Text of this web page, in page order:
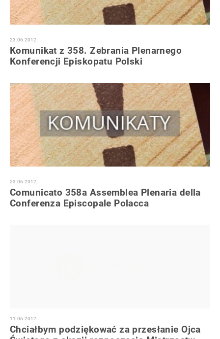
23.06.2012
Komunikat z 358. Zebrania Plenarnego
Konferencji Episkopatu Polski
23.06.2012
Comunicato 358a Assemblea Plenaria della
Conferenza Episcopale Polacca
11.06.2012
Chciałbym podziękować za przesłanie Ojca